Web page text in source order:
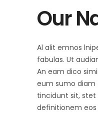
Our
Al alit emnos
fabulas. Ut
An eam dico
eum sumo diam
tincidunt sit,
definitionem eos